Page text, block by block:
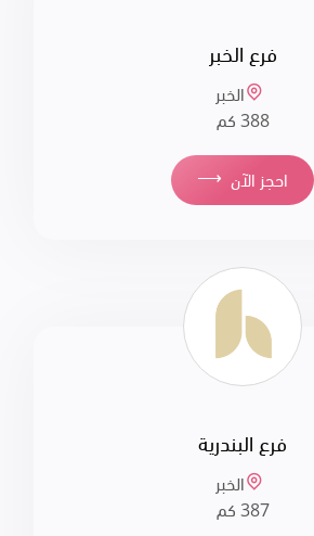
فرع الخبر
الخبر
388 كم
⟶ احجز الآن
فرع البندرية
الخبر
387 كم